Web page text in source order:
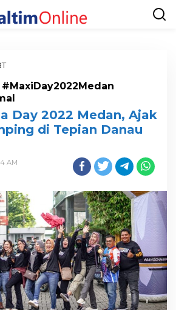
Day 2022 Medan, Ajak
di Tepian Danau
AM